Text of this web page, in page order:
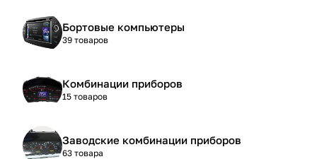
Бортовые компьютеры
39 товаров
Комбинации приборов
15 товаров
Заводские комбинации приборов
63 товара